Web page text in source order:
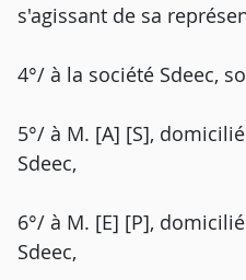
s'agissant de sa
4°/ à la société Sdeec,
5°/ à M. [A] [S],
Sdeec,
6°/ à M. [E] [P],
Sdeec,